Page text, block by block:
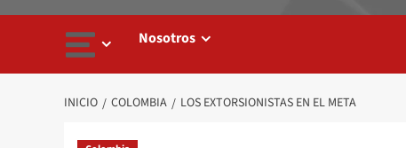
Nosotros
INICIO COLOMBIA LOS EXTORSIONISTAS EN EL META